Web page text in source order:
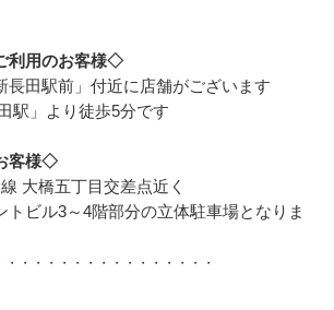
利用のお客様◇
長田駅前」付近に店舗がございます
駅」より徒歩5分です
客様◇
大橋五丁目交差点近く
トビル3～4階部分の立体駐車場となりま
・・・・・・・・・・・・・・・・